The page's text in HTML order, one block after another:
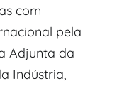
com
pela
Adjunta da
Indústria,